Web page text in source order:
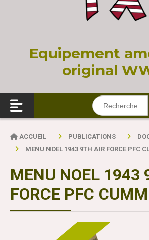
Equipement
original
ACCUEIL PUBLICATIONS
MENU NOEL 1943 9TH AIR FORCE PFC
MENU NOEL 1943
FORCE PFC